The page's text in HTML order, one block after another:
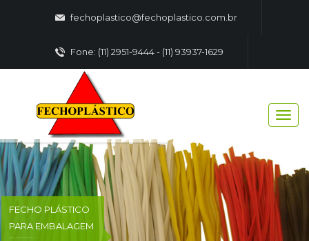
fechoplastico@fechoplastico.com.br
Fone: (11) 2951-9444 - (11) 93937-1629
FECHO PLÁSTICO
PARA EMBALAGEM